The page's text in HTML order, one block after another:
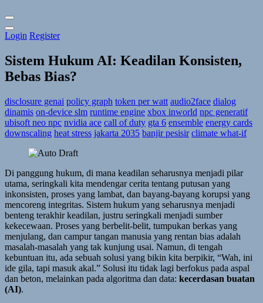
Toggle
Theme
Login Register
Sistem Hukum AI: Keadilan Konsisten,
Bebas Bias?
disclosure genai policy graph token per watt audio2face dialog
dinamis on-device slm runtime engine xbox inworld npc generatif
ubisoft neo npc nvidia ace call of duty gta 6 ensemble energy cards
downscaling heat stress jakarta 2035 banjir pesisir climate what-if
Di panggung hukum, di mana keadilan seharusnya menjadi pilar
utama, seringkali kita mendengar cerita tentang putusan yang
inkonsisten, proses yang lambat, dan bayang-bayang korupsi yang
mencoreng integritas. Sistem hukum yang seharusnya menjadi
benteng terakhir keadilan, justru seringkali menjadi sumber
kekecewaan. Proses yang berbelit-belit, tumpukan berkas yang
menjulang, dan campur tangan manusia yang rentan bias adalah
masalah-masalah yang tak kunjung usai. Namun, di tengah
kebuntuan itu, ada sebuah solusi yang bikin kita berpikir, “Wah, ini
ide gila, tapi masuk akal.” Solusi itu tidak lagi berfokus pada aspal
dan beton, melainkan pada algoritma dan data: kecerdasan buatan
(AI).